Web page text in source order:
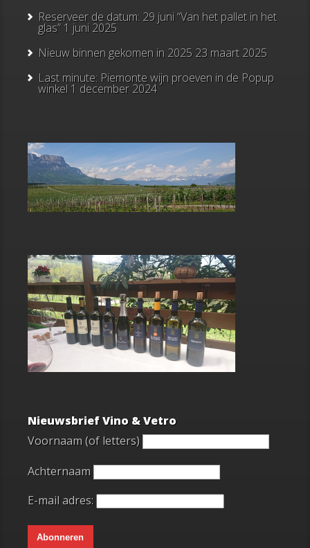
Reserveer de datum: 29 juni “Van het pallet in het
glas” 1 juni 2025
Nieuw binnen gekomen in 2025 23 maart 2025
Last minute: Piemonte wijn proeven in de Popup
winkel 1 december 2024
Nieuwsbrief Vino & Vetro
Voornaam (of letters)
Achternaam
E-mail adres: